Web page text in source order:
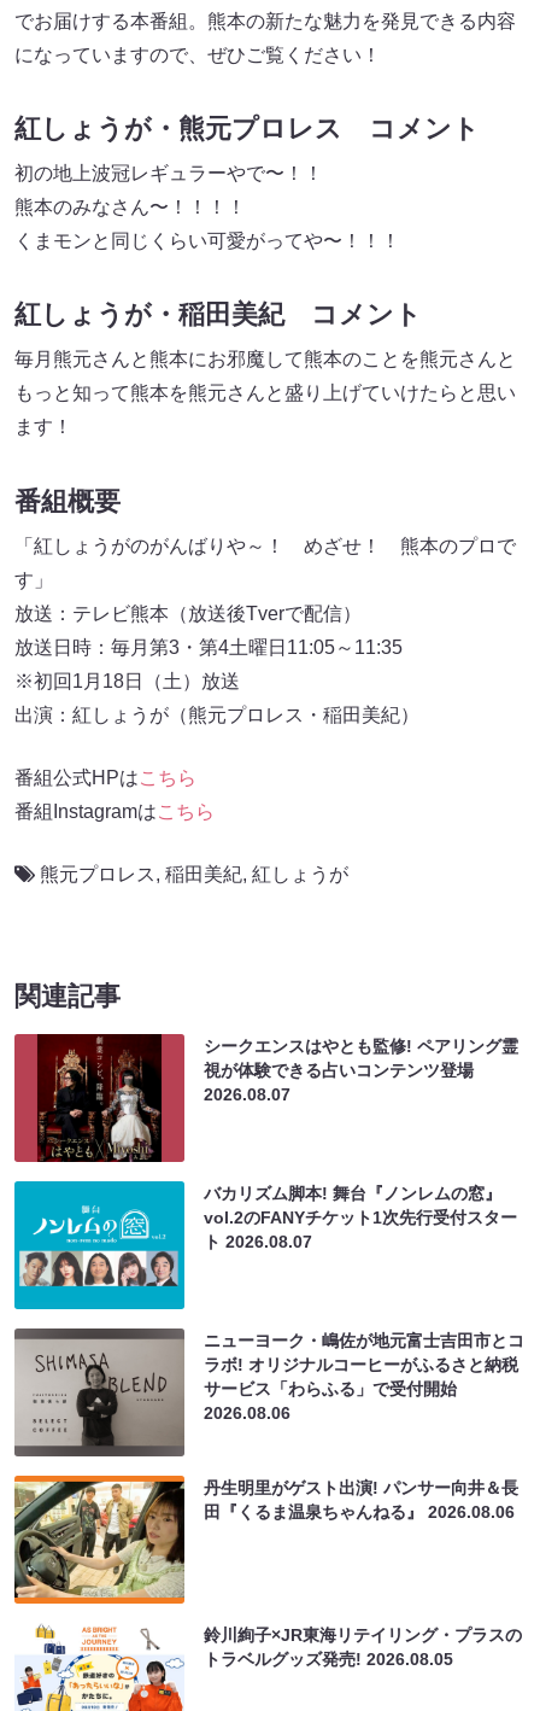
でお届けする本番組。熊本の新たな魅力を発見できる内容
になっていますので、ぜひご覧ください！
紅しょうが・熊元プロレス コメント
初の地上波冠レギュラーやで〜！！
熊本のみなさん〜！！！！
くまモンと同じくらい可愛がってや〜！！！
紅しょうが・稲田美紀 コメント
毎月熊元さんと熊本にお邪魔して熊本のことを熊元さんと
もっと知って熊本を熊元さんと盛り上げていけたらと思い
ます！
番組概要
「紅しょうがのがんばりや～！ めざせ！ 熊本のプロで
す」
放送：テレビ熊本（放送後Tverで配信）
放送日時：毎月第3・第4土曜日11:05～11:35
※初回1月18日（土）放送
出演：紅しょうが（熊元プロレス・稲田美紀）
番組公式HPはこちら
番組Instagramはこちら
熊元プロレス, 稲田美紀, 紅しょうが
関連記事
シークエンスはやとも監修! ペアリング霊
視が体験できる占いコンテンツ登場
2026.08.07
バカリズム脚本! 舞台『ノンレムの窓』
vol.2のFANYチケット1次先行受付スター
ト2026.08.07
ニューヨーク・嶋佐が地元富士吉田市とコ
ラボ! オリジナルコーヒーがふるさと納税
サービス「わらふる」で受付開始
2026.08.06
丹生明里がゲスト出演! パンサー向井＆長
田『くるま温泉ちゃんねる』2026.08.06
鈴川絢子×JR東海リテイリング・プラスの
トラベルグッズ発売!2026.08.05